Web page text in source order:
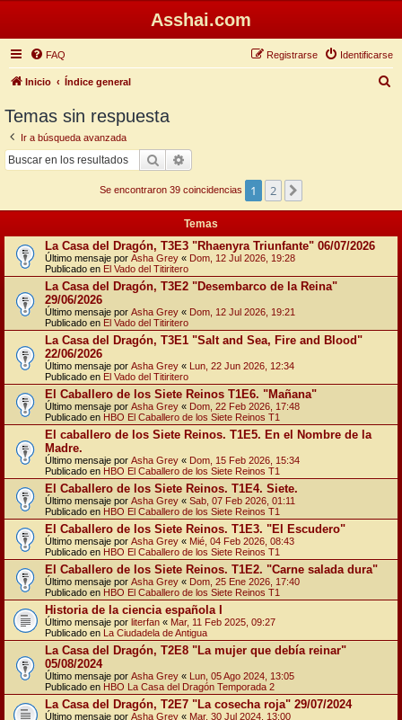
Asshai.com
FAQ Identificarse
Registrarse
Inicio Índice general
Temas sin respuesta
Ir a búsqueda avanzada
Buscar
Se encontraron 39 coincidencias 1 2
Temas
La Casa del Dragón, T3E3 "Rhaenyra Triunfante" 06/07/2026
Último mensaje por Asha Grey « Dom, 12 Jul 2026, 19:28
Publicado en El Vado del Titiritero
La Casa del Dragón, T3E2 "Desembarco de la Reina"
29/06/2026
Último mensaje por Asha Grey « Dom, 12 Jul 2026, 19:21
Publicado en El Vado del Titiritero
La Casa del Dragón, T3E1 "Salt and Sea, Fire and Blood"
22/06/2026
Último mensaje por Asha Grey « Lun, 22 Jun 2026, 12:34
Publicado en El Vado del Titiritero
El Caballero de los Siete Reinos T1E6. "Mañana"
Último mensaje por Asha Grey « Dom, 22 Feb 2026, 17:48
Publicado en HBO El Caballero de los Siete Reinos T1
El caballero de los Siete Reinos. T1E5. En el Nombre de la
Madre.
Último mensaje por Asha Grey « Dom, 15 Feb 2026, 15:34
Publicado en HBO El Caballero de los Siete Reinos T1
El Caballero de los Siete Reinos. T1E4. Siete.
Último mensaje por Asha Grey « Sab, 07 Feb 2026, 01:11
Publicado en HBO El Caballero de los Siete Reinos T1
El Caballero de los Siete Reinos. T1E3. "El Escudero"
Último mensaje por Asha Grey « Mié, 04 Feb 2026, 08:43
Publicado en HBO El Caballero de los Siete Reinos T1
El Caballero de los Siete Reinos. T1E2. "Carne salada dura"
Último mensaje por Asha Grey « Dom, 25 Ene 2026, 17:40
Publicado en HBO El Caballero de los Siete Reinos T1
Historia de la ciencia española I
Último mensaje por literfan « Mar, 11 Feb 2025, 09:27
Publicado en La Ciudadela de Antigua
La Casa del Dragón, T2E8 "La mujer que debía reinar"
05/08/2024
Último mensaje por Asha Grey « Lun, 05 Ago 2024, 13:05
Publicado en HBO La Casa del Dragón Temporada 2
La Casa del Dragón, T2E7 "La cosecha roja" 29/07/2024
Último mensaje por Asha Grey « Mar, 30 Jul 2024, 13:00